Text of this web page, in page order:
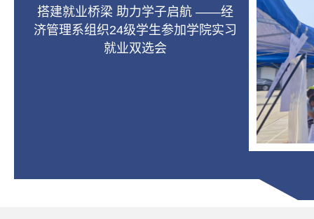
搭建就业桥梁 助力学子启航 ——经
济管理系组织24级学生参加学院实习
就业双选会